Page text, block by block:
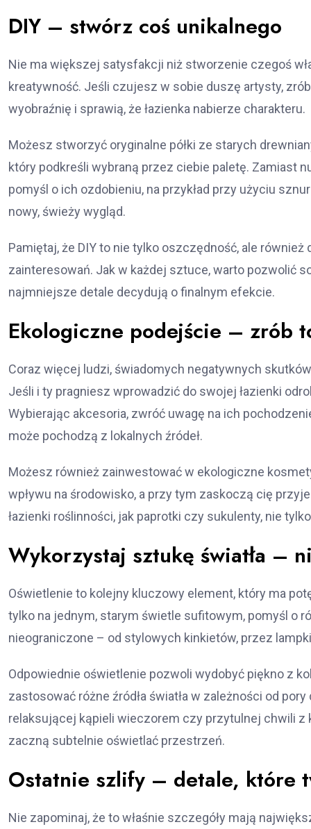
DIY – stwórz coś unikalnego
Nie ma większej satysfakcji niż stworzenie czegoś
kreatywność. Jeśli czujesz w sobie duszę artysty,
wyobraźnię i sprawią, że łazienka nabierze charakteru.
Możesz stworzyć oryginalne półki ze starych
który podkreśli wybraną przez ciebie paletę. Zamiast
pomyśl o ich ozdobieniu, na przykład przy użyciu
nowy, świeży wygląd.
Pamiętaj, że DIY to nie tylko oszczędność, ale
zainteresowań. Jak w każdej sztuce, warto pozwolić
najmniejsze detale decydują o finalnym efekcie.
Ekologiczne podejście – zrób
Coraz więcej ludzi, świadomych negatywnych
Jeśli i ty pragniesz wprowadzić do swojej łazienki
Wybierając akcesoria, zwróć uwagę na ich
może pochodzą z lokalnych źródeł.
Możesz również zainwestować w ekologiczne
wpływu na środowisko, a przy tym zaskoczą cię
łazienki roślinności, jak paprotki czy sukulenty, nie
Wykorzystaj sztukę światła –
Oświetlenie to kolejny kluczowy element, który ma
tylko na jednym, starym świetle sufitowym, pomyśl o
nieograniczone – od stylowych kinkietów, przez
Odpowiednie oświetlenie pozwoli wydobyć piękno z
zastosować różne źródła światła w zależności od
relaksującej kąpieli wieczorem czy przytulnej chwili z
zaczną subtelnie oświetlać przestrzeń.
Ostatnie szlify – detale, które
Nie zapominaj, że to właśnie szczegóły mają